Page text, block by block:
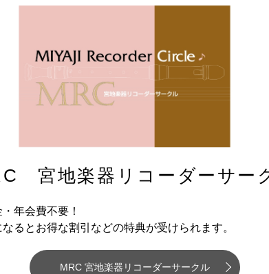
宮地楽器 リコーダーサー
・年会費不要！
るとお得な割引などの特典が受けられます。
MRC 宮地楽器リコーダーサークル